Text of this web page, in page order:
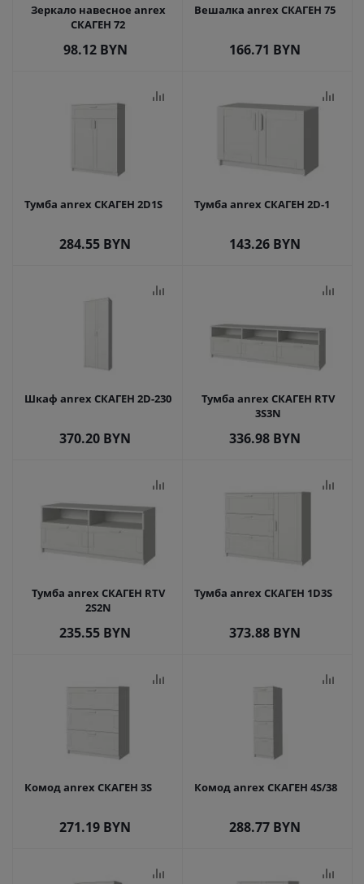
Зеркало навесное anrex
СКАГЕН 72
98.12BYN
Вешалка anrex СКАГЕН 75
166.71 BYN
Тумба anrex СКАГЕН 2D1S
284.55 BYN
Тумба anrex СКАГЕН 2D-1
143.26 BYN
Шкаф anrex СКАГЕН 2D-230
370.20 BYN
Тумба anrex СКАГЕН RTV
3S3N
336.98 BYN
Тумба anrex СКАГЕН RTV
2S2N
235.55 BYN
Тумба anrex СКАГЕН 1D3S
373.88 BYN
Комод anrex СКАГЕН 3S
271.19 BYN
Комод anrex СКАГЕН 4S/38
288.77 BYN